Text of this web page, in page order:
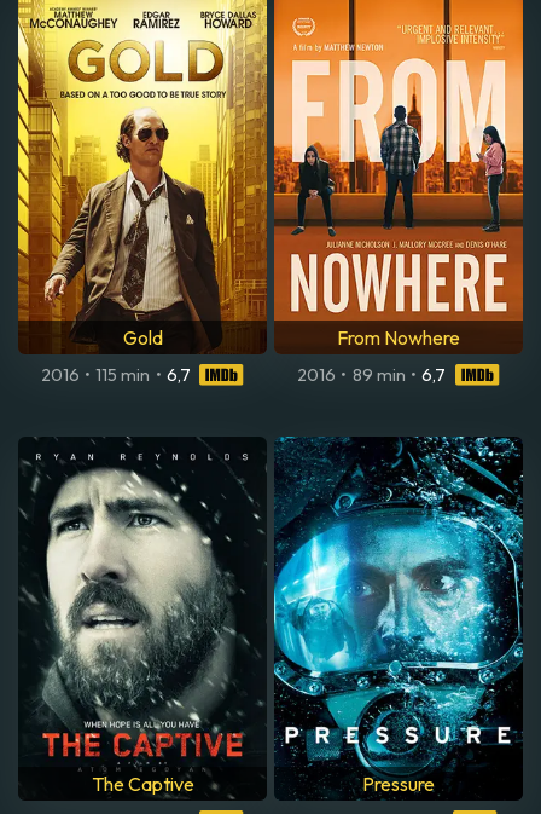
Gold
2016 • 115 min • 6,7
From Nowhere
2016 • 89 min • 6,7
The Captive Pressure